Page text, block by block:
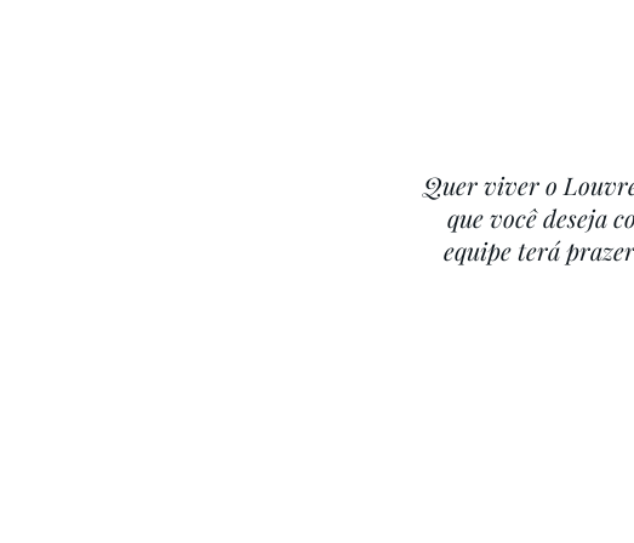
Quer viver o
que você deseja
equipe terá